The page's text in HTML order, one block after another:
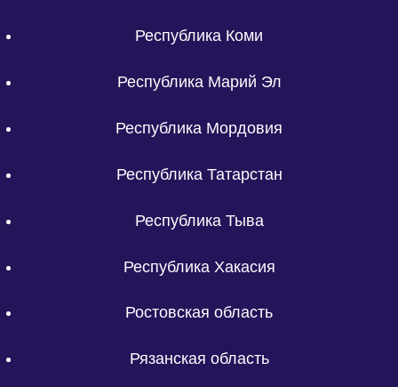
Республика Коми
Республика Марий Эл
Республика Мордовия
Республика Татарстан
Республика Тыва
Республика Хакасия
Ростовская область
Рязанская область